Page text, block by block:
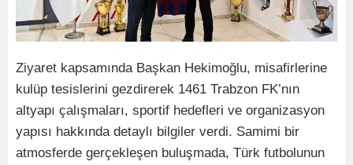
Ziyaret kapsamında Başkan Hekimoğlu, misafirlerine
kulüp tesislerini gezdirerek 1461 Trabzon FK’nın
altyapı çalışmaları, sportif hedefleri ve organizasyon
yapısı hakkında detaylı bilgiler verdi. Samimi bir
atmosferde gerçekleşen buluşmada, Türk futbolunun